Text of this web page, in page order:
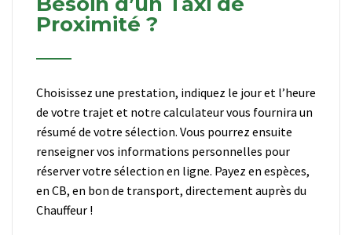
Proximité ?
Choisissez une prestation, indiquez le jour et l’heure
de votre trajet et notre calculateur vous fournira un
résumé de votre sélection. Vous pourrez ensuite
renseigner vos informations personnelles pour
réserver votre sélection en ligne. Payez en espèces,
en CB, en bon de transport, directement auprès du
Chauffeur !